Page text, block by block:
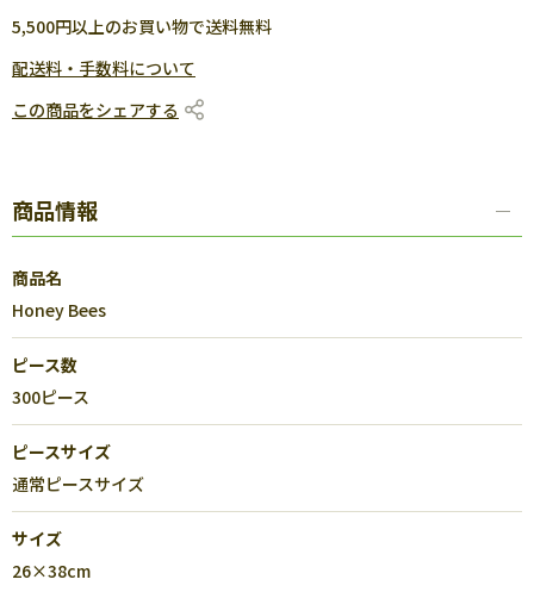
5,500円以上のお買い物で送料無料
配送料・手数料について
この商品をシェアする
商品情報
商品名
Honey Bees
ピース数
300ピース
ピースサイズ
通常ピースサイズ
サイズ
26×38cm